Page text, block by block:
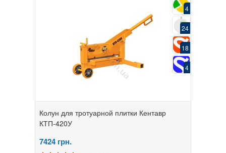
4
24
18
4
Колун для тротуарной плитки Кентавр
КТП-420У
7424 грн.